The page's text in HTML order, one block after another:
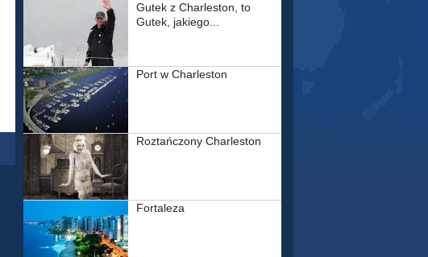
Gutek z Charleston, to
Gutek, jakiego...
Port w Charleston
Roztańczony Charleston
Fortaleza